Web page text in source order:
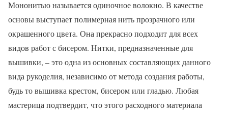
Мононитью называется одиночное волокно. В качестве
основы выступает полимерная нить прозрачного или
окрашенного цвета. Она прекрасно подходит для всех
видов работ с бисером. Нитки, предназначенные для
вышивки, – это одна из основных составляющих данного
вида рукоделия, независимо от метода создания работы,
будь то вышивка крестом, бисером или гладью. Любая
мастерица подтвердит, что этого расходного материала